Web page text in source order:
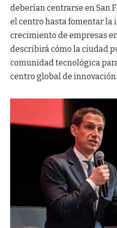
deberían centrarse en San
el centro hasta fomentar la
crecimiento de empresas
describirá cómo la ciudad
comunidad tecnológica
centro global de innovación.